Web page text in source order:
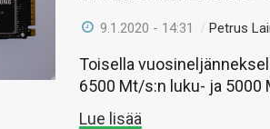
9.1.2020 - 14:31 /Petrus
Toisella
6500 Mt/s:n luku- ja
Lue lisää